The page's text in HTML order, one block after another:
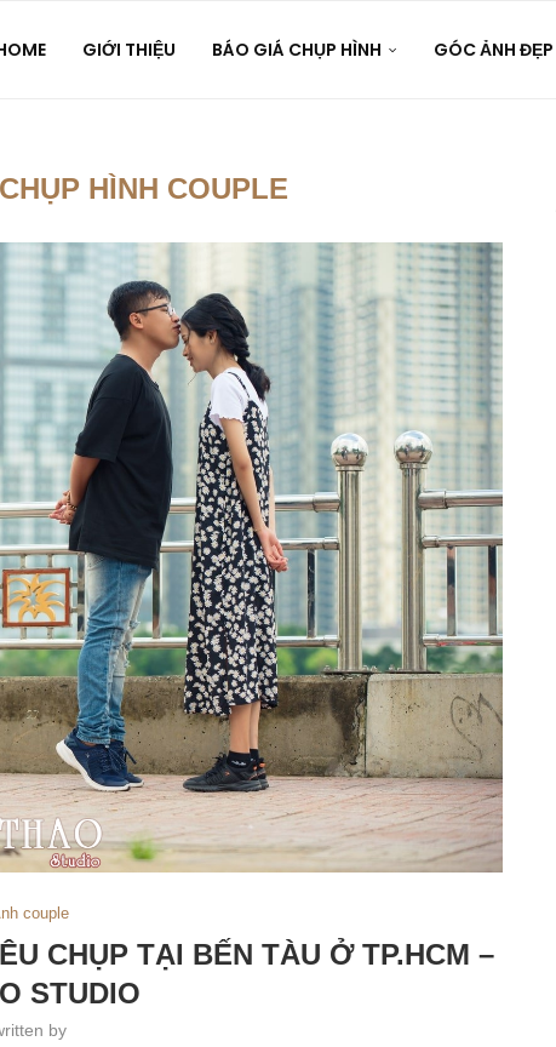
GIỚI THIỆU BÁO GIÁ CHỤP HÌNH GÓC ẢNH ĐẸP
HÌNH COUPLE
couple
CHỤP TẠI BẾN TÀU Ở TP.HCM –
STUDIO
by